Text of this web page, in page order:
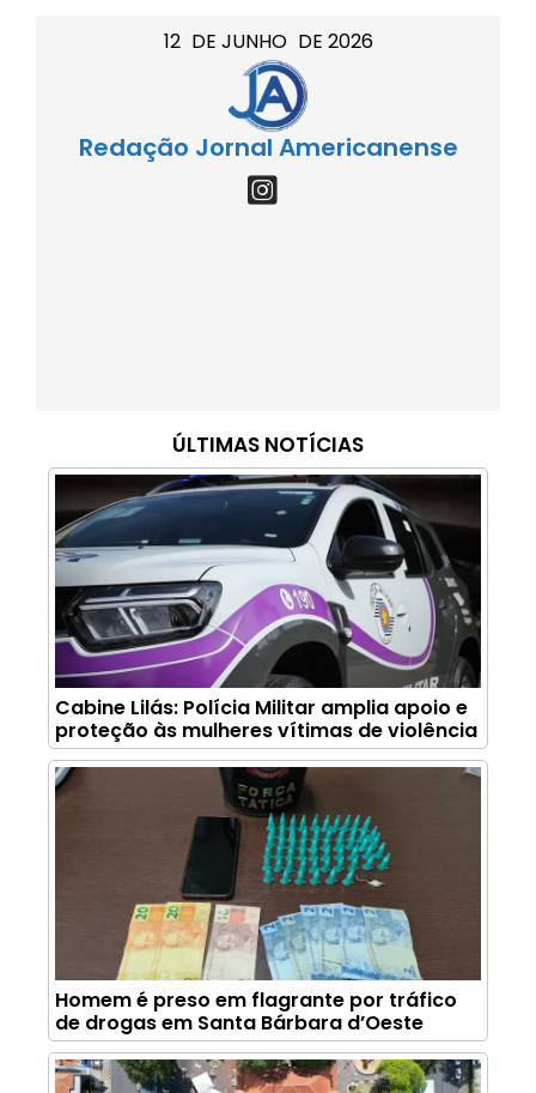
12 DE JUNHO DE 2026
Redação Jornal Americanense
ÚLTIMAS NOTÍCIAS
Cabine Lilás: Polícia Militar amplia apoio e
proteção às mulheres vítimas de violência
Homem é preso em flagrante por tráfico
de drogas em Santa Bárbara d’Oeste